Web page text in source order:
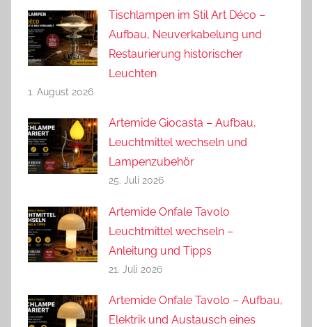
Tischlampen im Stil Art Déco –
Aufbau, Neuverkabelung und
Restaurierung historischer
Leuchten
1. August 2026
Artemide Giocasta – Aufbau,
Leuchtmittel wechseln und
Lampenzubehör
25. Juli 2026
Artemide Onfale Tavolo
Leuchtmittel wechseln –
Anleitung und Tipps
21. Juli 2026
Artemide Onfale Tavolo – Aufbau,
Elektrik und Austausch eines